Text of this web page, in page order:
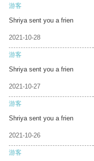
游客
Shriya sent you a frien
2021-10-28
游客
Shriya sent you a frien
2021-10-27
游客
Shriya sent you a frien
2021-10-26
游客